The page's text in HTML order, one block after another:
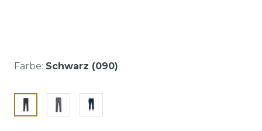
Farbe: Schwarz (090)